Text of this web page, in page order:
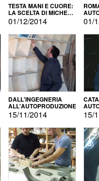
TESTA MANI E CUORE:
LA SCELTA DI MICHELE
BARBERIO
01/12/2014 01/
DALL'INGEGNERIA
ALL'AUTOPRODUZIONE
15/11/2014 15/